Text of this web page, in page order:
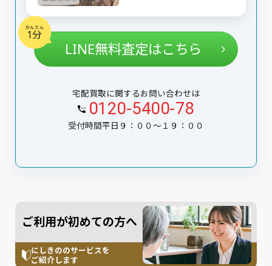
かんたん
1分
LINE無料査定はこちら
宅配買取に関するお問い合わせは
0120-5400-78
受付時間平日９：００〜１９：００
ご利用が初めての方へ
にしきののサービスを
ご紹介します